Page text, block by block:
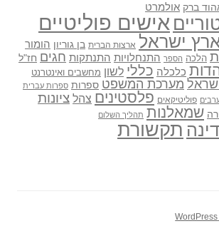
ברק אולמרט
אישים פוליטיים
ישראל ארצות הברית בן גוריון הומור
הלכה הספר התנחלויות התנתקות חגים חז"ל
כלכלה כללי לשון מחשבים ואינטרנט
מערכת המשפט ספרות ספרות עברית
פוליטיקאים פלסטינים צהל ציונות
שמאלנות תהליך השלום
תקשורת